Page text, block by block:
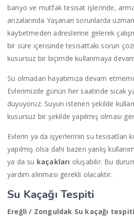
banyo ve mutfak tesisat işlerinde,
arızalarında Yaşanan sorunlarda
kaybetmeden adreslerine gelerek
bir süre içerisinde tesisattaki sorun
kusursuz bir biçimde kullanmaya
Su olmadan hayatımıza devam
Evlerimizde günün her saatinde sıcak
duyuyoruz. Suyun istenen şekilde
kusursuz bir şekilde yapılmış olması
Evlerin ya da işyerlerinin su tesisatları
yapılmış olsa dahi bazen yanlış
ya da su kaçakları oluşabilir. Bu
yardım alınması gerekli olacaktır.
Su Kaçağı Tespiti
Ereğli / Zonguldak Su kaçağı tespiti